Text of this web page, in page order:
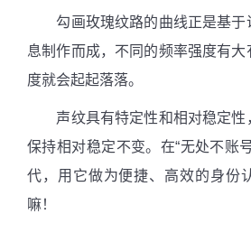
勾画玫瑰纹路的曲线正是基于
息制作而成，不同的频率强度有
度就会起起落落。
声纹具有特定性和相对稳定性
保持相对稳定不变。在“无处不账
代，用它做为便捷、高效的身份
嘛！